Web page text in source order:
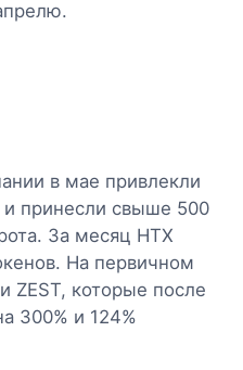
в мае привлекли
и принесли свыше 500
За месяц HTX
На первичном
ZEST, которые после
300% и 124%